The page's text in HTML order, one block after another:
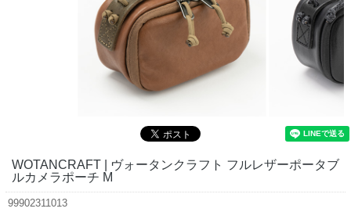
WOTANCRAFT | ヴォータンクラフト フルレザーポータブ
ルカメラポーチ M
99902311013